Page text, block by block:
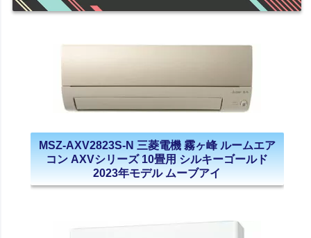
MSZ-AXV2823S-N 三菱電機 霧ヶ峰 ルームエア
コン AXVシリーズ 10畳用 シルキーゴールド
2023年モデル ムーブアイ